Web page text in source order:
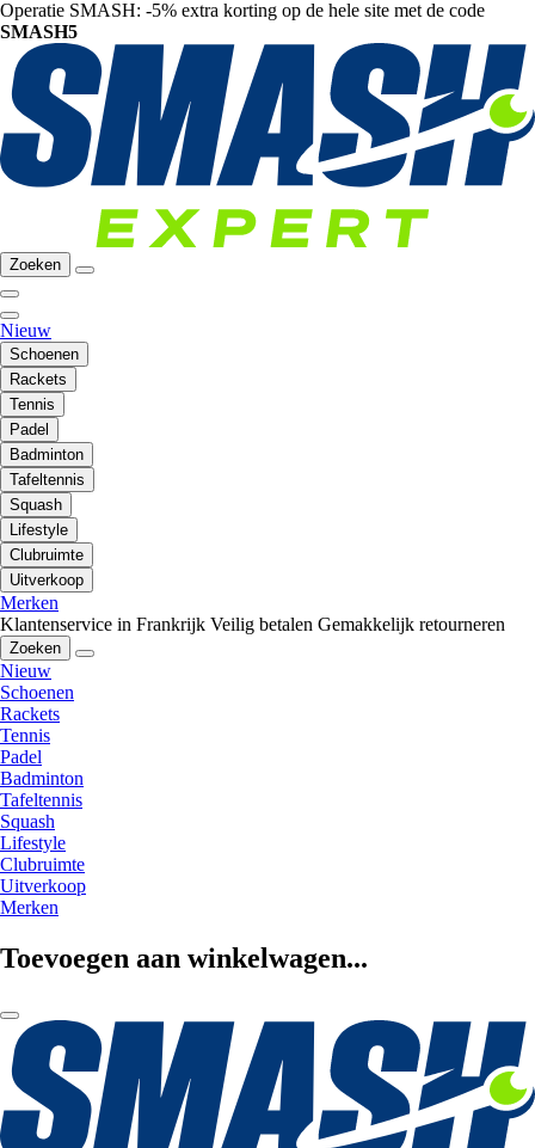
Operatie SMASH: -5% extra korting op de hele site met de code
SMASH5
Zoeken
Nieuw
Schoenen
Rackets
Tennis
Padel
Badminton
Tafeltennis
Squash
Lifestyle
Clubruimte
Uitverkoop
Merken
Klantenservice in Frankrijk Veilig betalen Gemakkelijk retourneren
Zoeken
Nieuw
Schoenen
Rackets
Tennis
Padel
Badminton
Tafeltennis
Squash
Lifestyle
Clubruimte
Uitverkoop
Merken
Toevoegen aan winkelwagen...